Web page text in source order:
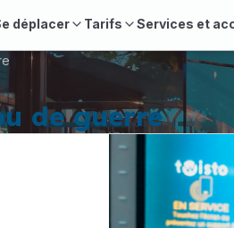
déplacer Tarifs Services et
de guerre